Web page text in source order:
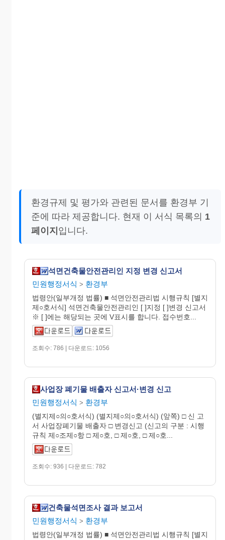
환경규제 및 평가와 관련된 문서를 환경부 기
준에 따라 제공합니다. 현재 이 서식 목록의 1
페이지 입니다.
석면건축물안전관리인 지정 변경 신고서
민원행정서식 > 환경부
법령안(일부개정 법률) ■ 석면안전관리법 시행규칙 [별지
제○호서식] 석면건축물안전관리인 [ ]지정 [ ]변경 신고서
※ [ ]에는 해당되는 곳에 V표시를 합니다. 접수번호...
조회수: 786 | 다운로드: 1056
사업장 폐기물 배출자 신고서·변경 신고
민원행정서식 > 환경부
(별지제○의○호서식) (별지제○의○호서식) (앞쪽) □ 신 고
서 사업장폐기물 배출자 □ 변경신고 (신고의 구분 : 시행
규칙 제○조제○항 □ 제○호, □ 제○호, □ 제○호...
조회수: 936 | 다운로드: 782
건축물석면조사 결과 보고서
민원행정서식 > 환경부
법령안(일부개정 법률) ■ 석면안전관리법 시행규칙 [별지